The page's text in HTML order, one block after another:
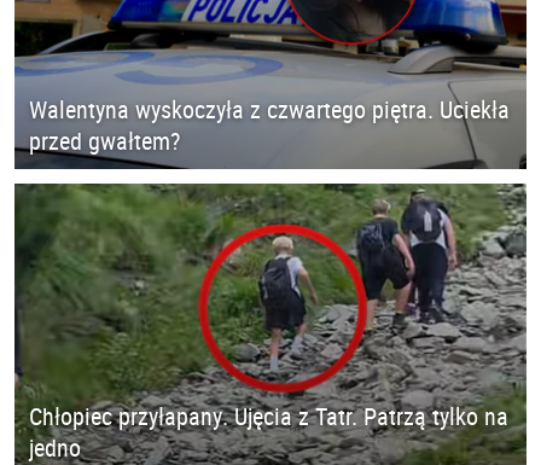
Walentyna wyskoczyła z czwartego piętra. Uciekła
przed gwałtem?
Chłopiec przyłapany. Ujęcia z Tatr. Patrzą tylko na
jedno